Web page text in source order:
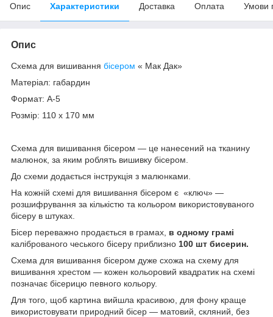
Опис Характеристики Доставка Оплата Умови
Опис
Схема для вишивання бісером « Мак Дак»
Матеріал: габардин
Формат: А-5
Розмір: 110 х 170 мм
Схема для вишивання бісером — це нанесений на тканину
малюнок, за яким роблять вишивку бісером.
До схеми додається інструкція з малюнками.
На кожній схемі для вишивання бісером є «ключ» —
розшифрування за кількістю та кольором використовуваного
бісеру в штуках.
Бісер переважно продається в грамах, в одному грамі
каліброваного чеського бісеру приблизно 100 шт бисерин.
Схема для вишивання бісером дуже схожа на схему для
вишивання хрестом — кожен кольоровий квадратик на схемі
позначає бісерицю певного кольору.
Для того, щоб картина вийшла красивою, для фону краще
використовувати природний бісер — матовий, скляний, без